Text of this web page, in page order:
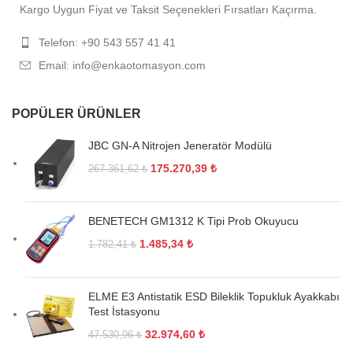
Kargo Uygun Fiyat ve Taksit Seçenekleri Fırsatları Kaçırma.
Telefon: +90 543 557 41 41
Email: info@enkaotomasyon.com
POPÜLER ÜRÜNLER
JBC GN-A Nitrojen Jeneratör Modülü
267.361,62₺ 175.270,39 ₺
BENETECH GM1312 K Tipi Prob Okuyucu
1.782,41₺ 1.485,34 ₺
ELME E3 Antistatik ESD Bileklik Topukluk Ayakkabı
Test İstasyonu
47.530,96₺ 32.974,60 ₺